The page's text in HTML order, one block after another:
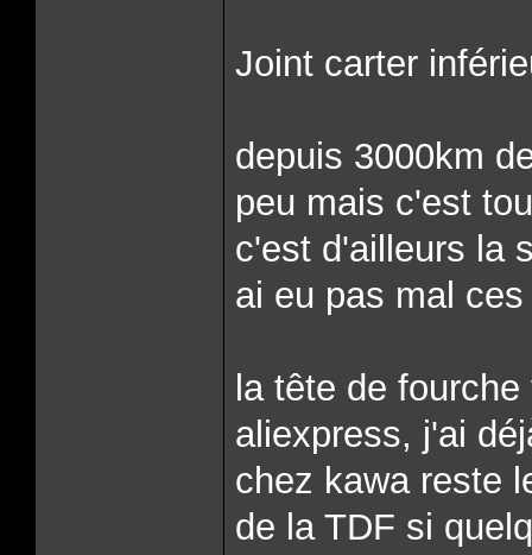
Joint carter
depuis 3000km
peu mais c'est
c'est d'ailleurs la
ai eu pas mal
la tête de
aliexpress, j'ai
chez kawa reste
de la TDF si